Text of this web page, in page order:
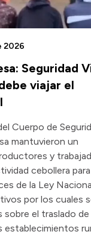
Seguridad
viajar el
2026
Cuerpo de
mantuvieron un
y
cebollera para
de la Ley
por los cuales
sobre el traslado de
establecimientos